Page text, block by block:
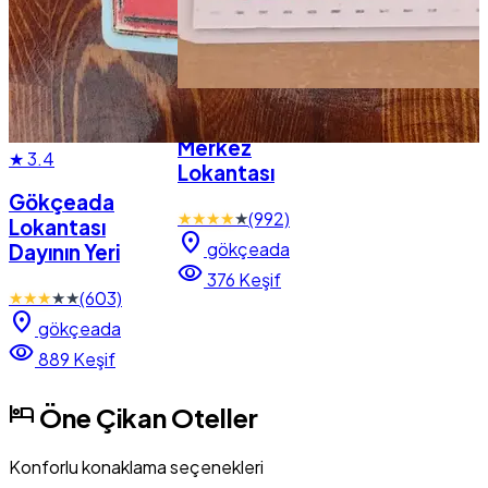
★3.4
Gökçeada
Lokantası
Dayının Yeri
★★★★★(603)
location_on gökçeada
visibility889 Keşif
★3.8
Merkez
Lokantası
★★★★★(992)
location_on gökçeada
visibility376 Keşif
hotel Öne Çikan Oteller
Konforlu konaklama seçenekleri